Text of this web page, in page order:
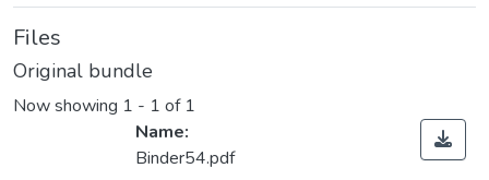
Files
Original bundle
Now showing 1 - 1 of 1
Name:
Binder54.pdf